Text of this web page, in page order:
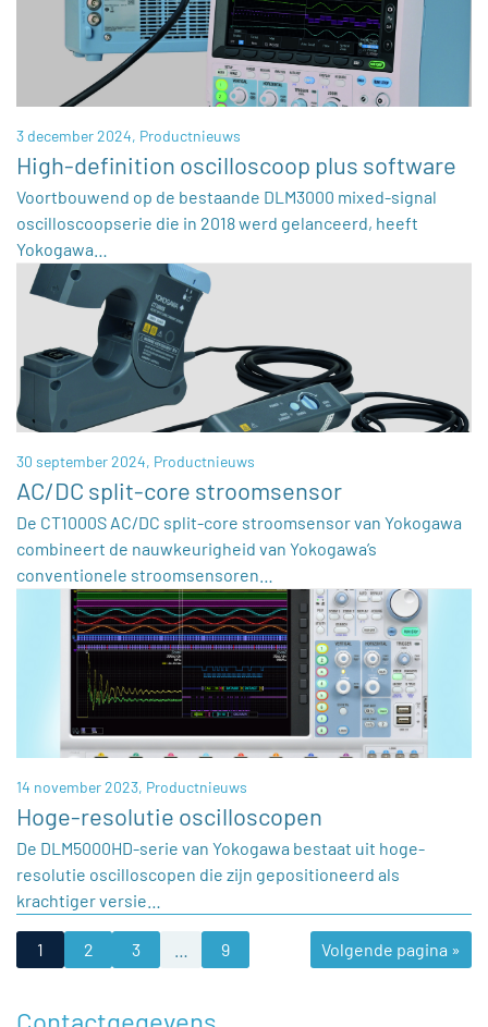
3 december 2024, Productnieuws
High-definition oscilloscoop plus software
Voortbouwend op de bestaande DLM3000 mixed-signal
oscilloscoopserie die in 2018 werd gelanceerd, heeft
Yokogawa…
30 september 2024, Productnieuws
AC/DC split-core stroomsensor
De CT1000S AC/DC split-core stroomsensor van Yokogawa
combineert de nauwkeurigheid van Yokogawa’s
conventionele stroomsensoren…
14 november 2023, Productnieuws
Hoge-resolutie oscilloscopen
De DLM5000HD-serie van Yokogawa bestaat uit hoge-
resolutie oscilloscopen die zijn gepositioneerd als
krachtiger versie…
1 2 3 9 Volgende pagina »